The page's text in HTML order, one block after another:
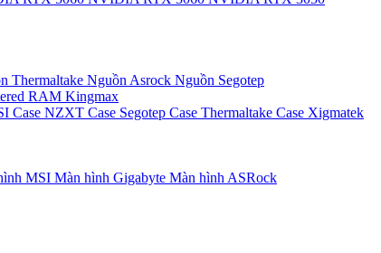
Thermaltake Nguồn Asrock Nguồn Segotep
RAM Kingmax
Case NZXT Case Segotep Case Thermaltake Case Xigmatek
MSI Màn hình Gigabyte Màn hình ASRock